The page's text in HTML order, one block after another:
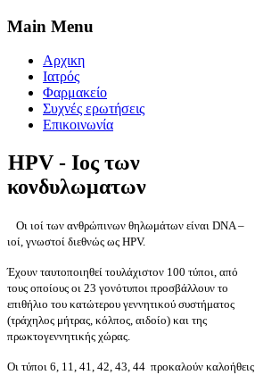
Main Menu
Αρχικη
Ιατρός
Φαρμακείο
Συχνές ερωτήσεις
Επικοινωνία
HPV - Ιος των
κονδυλωματων
Οι ιοί των ανθρώπινων θηλωμάτων είναι DNA –
ιοί, γνωστοί διεθνώς ως HPV.
Έχουν ταυτοποιηθεί τουλάχιστον 100 τύποι, από
τους οποίους οι 23 γονότυποι προσβάλλουν το
επιθήλιο του κατώτερου γεννητικού συστήματος
(τράχηλος μήτρας, κόλπος, αιδοίο) και της
πρωκτογεννητικής χώρας.
Οι τύποι 6, 11, 41, 42, 43, 44 προκαλούν καλοήθεις